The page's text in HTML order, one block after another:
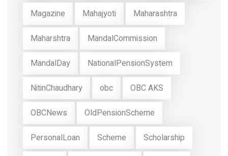
Magazine Mahajyoti Maharashtra
Maharshtra MandalCommission
MandalDay NationalPensionSystem
NitinChaudhary obc OBC AKS
OBCNews OldPensionScheme
PersonalLoan Scheme Scholarship